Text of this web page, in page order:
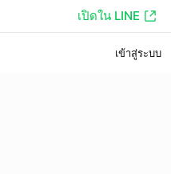
เปิดใน LINE
เข้าสู่ระบบ